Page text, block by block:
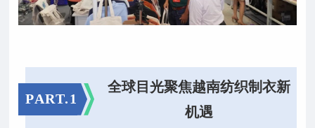
PART.1
全球目光聚焦越南纺织制衣新
机遇